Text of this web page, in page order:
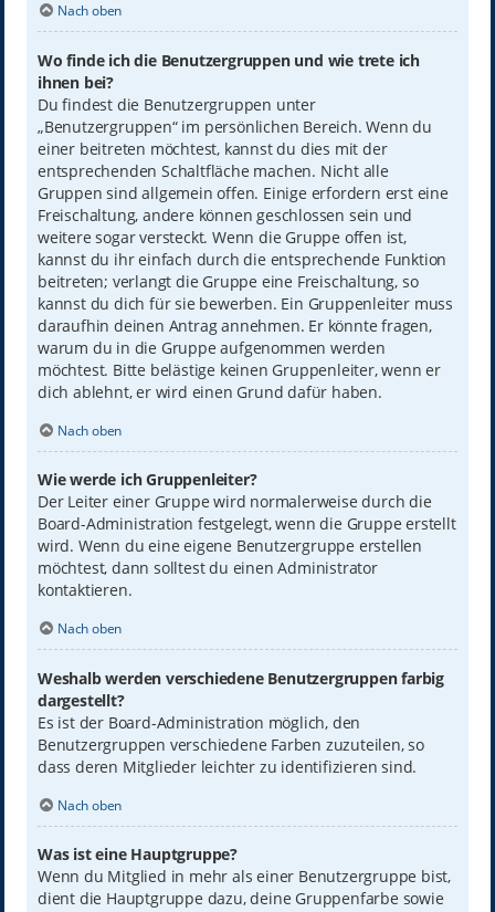
Nach oben
Wo finde ich die Benutzergruppen und wie trete ich
ihnen bei?
Du findest die Benutzergruppen unter
„Benutzergruppen“ im persönlichen Bereich. Wenn du
einer beitreten möchtest, kannst du dies mit der
entsprechenden Schaltfläche machen. Nicht alle
Gruppen sind allgemein offen. Einige erfordern erst eine
Freischaltung, andere können geschlossen sein und
weitere sogar versteckt. Wenn die Gruppe offen ist,
kannst du ihr einfach durch die entsprechende Funktion
beitreten; verlangt die Gruppe eine Freischaltung, so
kannst du dich für sie bewerben. Ein Gruppenleiter muss
daraufhin deinen Antrag annehmen. Er könnte fragen,
warum du in die Gruppe aufgenommen werden
möchtest. Bitte belästige keinen Gruppenleiter, wenn er
dich ablehnt, er wird einen Grund dafür haben.
Nach oben
Wie werde ich Gruppenleiter?
Der Leiter einer Gruppe wird normalerweise durch die
Board-Administration festgelegt, wenn die Gruppe erstellt
wird. Wenn du eine eigene Benutzergruppe erstellen
möchtest, dann solltest du einen Administrator
kontaktieren.
Nach oben
Weshalb werden verschiedene Benutzergruppen farbig
dargestellt?
Es ist der Board-Administration möglich, den
Benutzergruppen verschiedene Farben zuzuteilen, so
dass deren Mitglieder leichter zu identifizieren sind.
Nach oben
Was ist eine Hauptgruppe?
Wenn du Mitglied in mehr als einer Benutzergruppe bist,
dient die Hauptgruppe dazu, deine Gruppenfarbe sowie